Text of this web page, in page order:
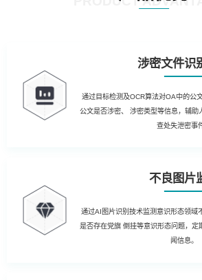
涉密文件识
通过目标检测及OCR算法对OA中的公
公文是否涉密、 涉密类型等信息，辅助
查处失泄密事
不良图片
通过AI图片识别技术监测意识形态领域
是否存在党旗 倒挂等意识形态问题，定
闻信息。